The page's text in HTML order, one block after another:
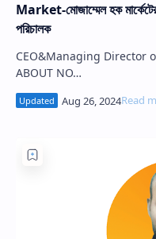
Market-মোজাম্মেল হক মার্কেটের
পরিচালক
CEO&Managing Director
ABOUT NO…